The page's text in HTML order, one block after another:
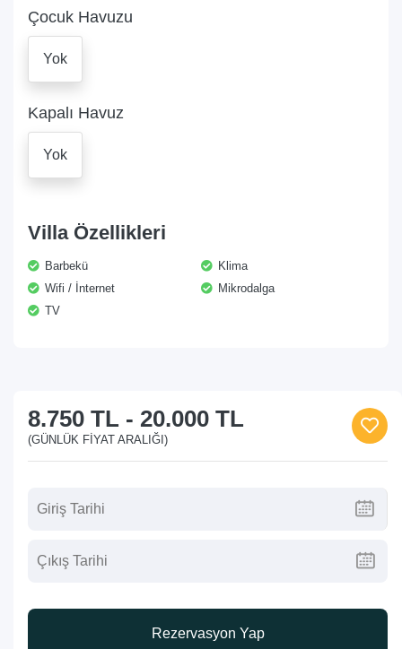
Çocuk Havuzu
Yok
Kapalı Havuz
Yok
Villa Özellikleri
Barbekü
Klima
Wifi / İnternet
Mikrodalga
TV
8.750 TL - 20.000 TL
(GÜNLÜK FIYAT ARALIĞI)
Rezervasyon Yap